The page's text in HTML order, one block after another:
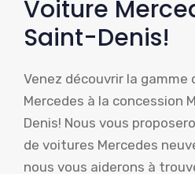
Voiture
Saint-Denis!
Venez découvrir la gamme
Mercedes à la concession
Denis! Nous vous
de voitures Mercedes
nous vous aiderons à